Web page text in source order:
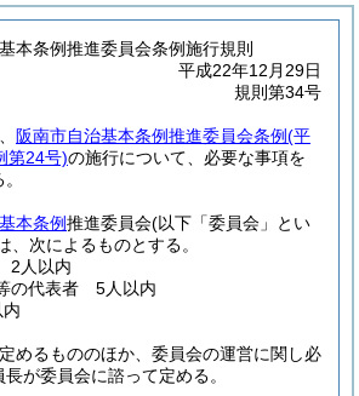
本条例推進委員会条例施行規則
平成22年12月29日
規則第34号
阪南市自治基本条例推進委員会条例(平
第24号)の施行について、必要な事項を
本条例推進委員会(以下「委員会」とい
、次によるものとする。
2人以内
の代表者 5人以内
めるもののほか、委員会の運営に関し必
が委員会に諮って定める。